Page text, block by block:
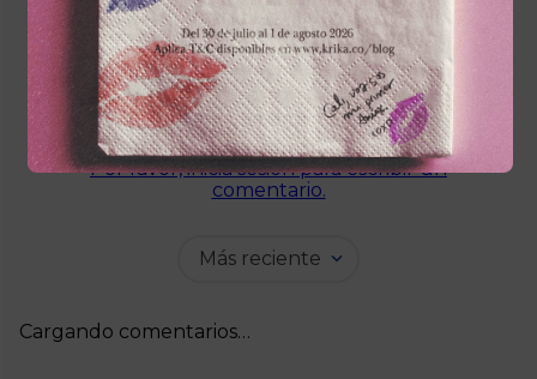
Cargando el resumen…
Por favor, inicia sesión para escribir un
comentario.
Más reciente
Cargando comentarios…